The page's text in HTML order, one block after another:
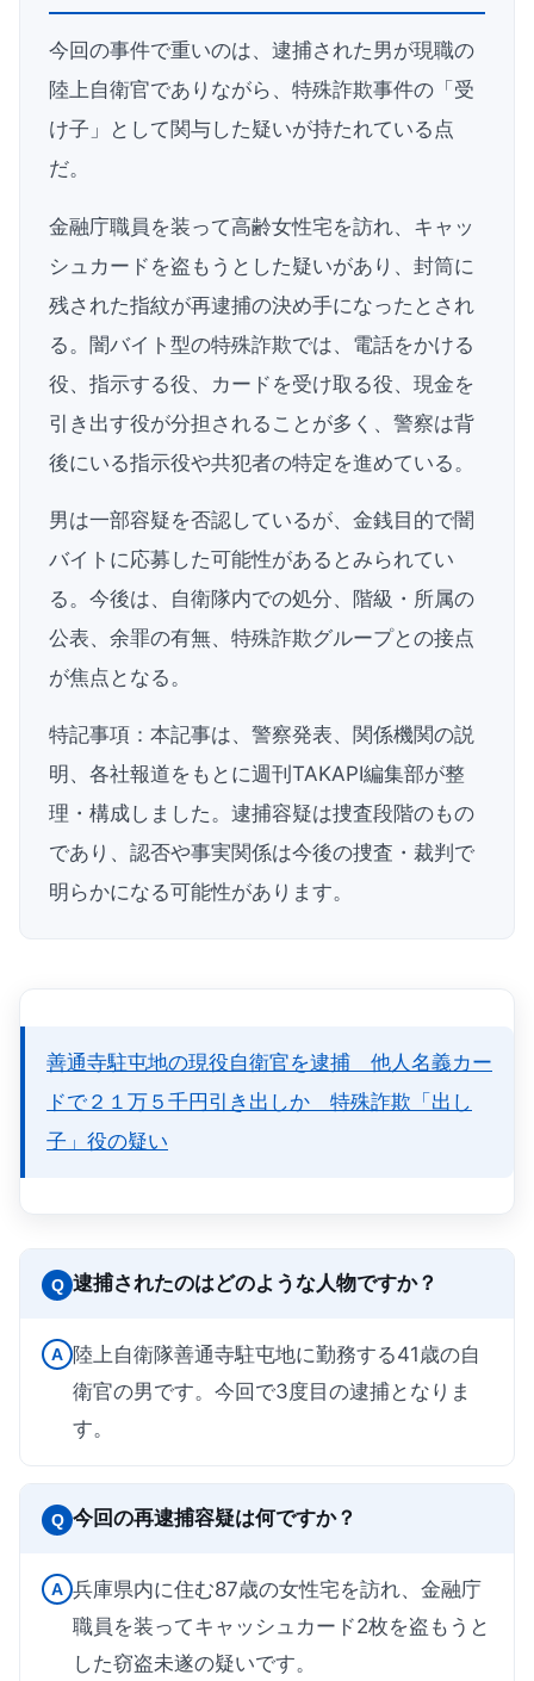
今回の事件で重いのは、逮捕された男が現職の
陸上自衛官でありながら、特殊詐欺事件の「受
け子」として関与した疑いが持たれている点
だ。
金融庁職員を装って高齢女性宅を訪れ、キャッ
シュカードを盗もうとした疑いがあり、封筒に
残された指紋が再逮捕の決め手になったとされ
る。闇バイト型の特殊詐欺では、電話をかける
役、指示する役、カードを受け取る役、現金を
引き出す役が分担されることが多く、警察は背
後にいる指示役や共犯者の特定を進めている。
男は一部容疑を否認しているが、金銭目的で闇
バイトに応募した可能性があるとみられてい
る。今後は、自衛隊内での処分、階級・所属の
公表、余罪の有無、特殊詐欺グループとの接点
が焦点となる。
特記事項：本記事は、警察発表、関係機関の説
明、各社報道をもとに週刊TAKAPI編集部が整
理・構成しました。逮捕容疑は捜査段階のもの
であり、認否や事実関係は今後の捜査・裁判で
明らかになる可能性があります。
善通寺駐屯地の現役自衛官を逮捕 他人名義カー
ドで２１万５千円引き出しか 特殊詐欺「出し
子」役の疑い
Q 逮捕されたのはどのような人物ですか？
A
陸上自衛隊善通寺駐屯地に勤務する41歳の自
衛官の男です。今回で3度目の逮捕となりま
す。
Q 今回の再逮捕容疑は何ですか？
A 兵庫県内に住む87歳の女性宅を訪れ、金融庁
職員を装ってキャッシュカード2枚を盗もうと
した窃盗未遂の疑いです。